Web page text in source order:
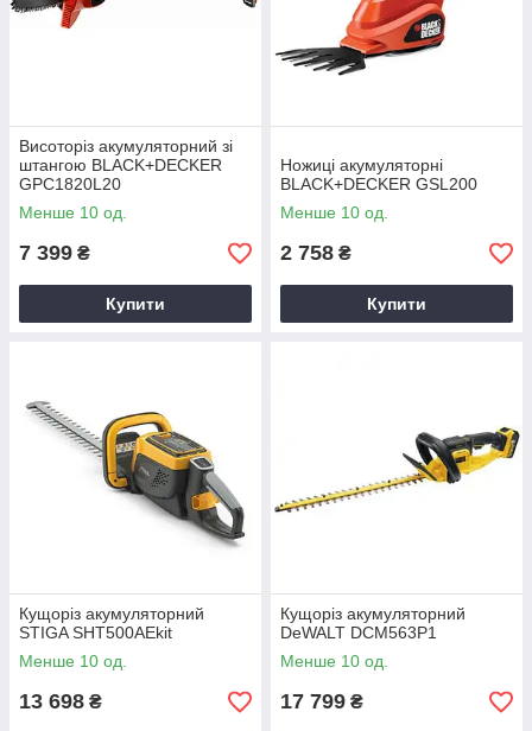
Висоторіз акумуляторний зі
штангою BLACK+DECKER
GPC1820L20
Менше 10 од.
7 399 ₴
Купити
Ножиці акумуляторні
BLACK+DECKER GSL200
Менше 10 од.
2 758 ₴
Купити
Кущоріз акумуляторний
STIGA SHT500AEkit
Менше 10 од.
13 698 ₴
Кущоріз акумуляторний
DeWALT DCM563P1
Менше 10 од.
17 799 ₴